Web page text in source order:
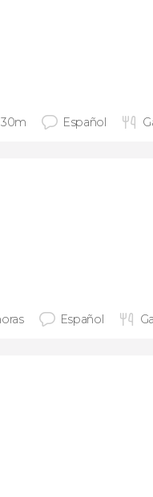
Español
Español